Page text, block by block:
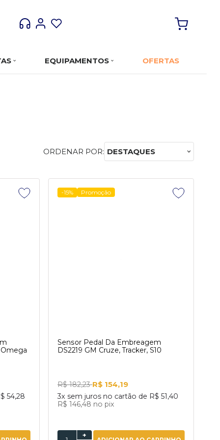
EQUIPAMENTOS OFERTAS
ORDENAR POR: DESTAQUES
54,28
-15% Promoção
Sensor Pedal Da Embreagem
DS2219 GM Cruze, Tracker, S10
R$ 182,23R$ 154,19
3x sem juros no cartão de R$ 51,40
R$ 146,48 no pix
+